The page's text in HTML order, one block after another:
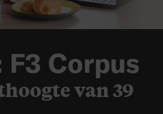
F3 Corpus
van 39